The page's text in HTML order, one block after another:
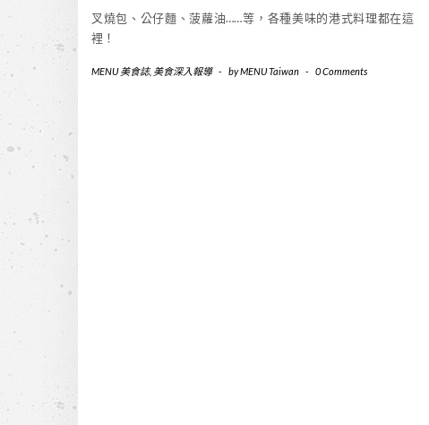
叉燒包、公仔麵、菠蘿油……等，各種美味的港式料理都在這
裡！
MENU 美食誌, 美食深入報導 - byMENU Taiwan - 0 Comments